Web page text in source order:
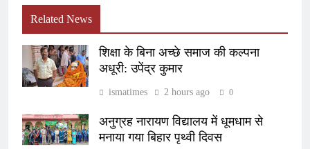
Related News
शिक्षा के बिना अच्छे समाज की कल्पना
अधूरी: उपेंद्र कुमार
ismatimes 2 hours ago 0
अनुग्रह नारायण विद्यालय में धूमधाम से
मनाया गया बिहार पृथ्वी दिवस